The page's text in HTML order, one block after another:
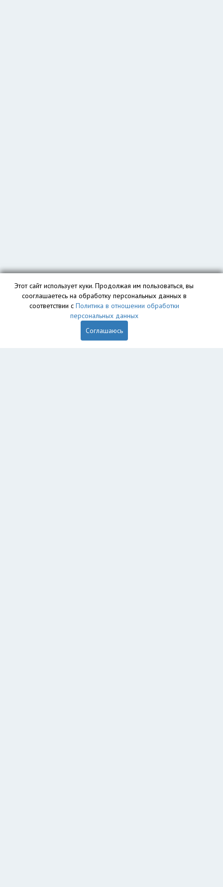
Этот сайт использует куки. Продолжая им пользоваться, вы
сооглашаетесь на обработку персональных данных в
соответствии с Политика в отношении обработки
персональных данных
Соглашаюсь